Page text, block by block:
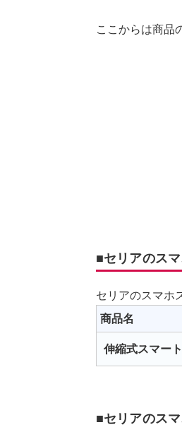
ここからは商品
■セリアのス
セリアのスマホ
商品名
伸縮式スマー
■セリアのス